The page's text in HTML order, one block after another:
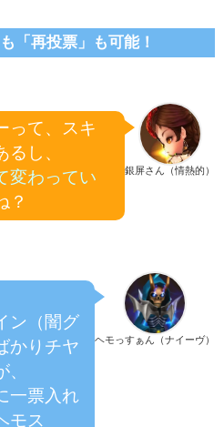
「再投票」も可能！
銀屏さん（情熱的）
って、スキ
し、
変わってい
？
ヘモっすぁん（ナイーヴ）
ン（闇グ
かりチヤ
一票入れ
モス